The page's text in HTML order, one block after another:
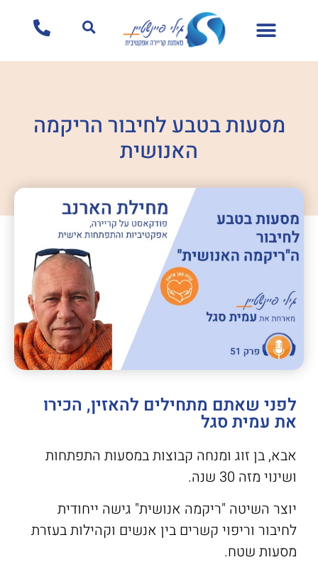
מסעות בטבע לחיבור הריקמה
האנושית
לפני שאתם מתחילים להאזין, הכירו
את עמית סגל
אבא, בן זוג ומנחה קבוצות במסעות התפתחות
ושינוי מזה 30 שנה.
יוצר השיטה "ריקמה אנושית" גישה ייחודית
לחיבור וריפוי קשרים בין אנשים וקהילות בעזרת
מסעות שטח.